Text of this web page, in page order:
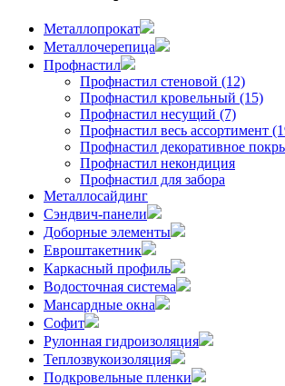
Металлопрокат
Металлочерепица
Профнастил
Профнастил стеновой (12)
Профнастил кровельный (15)
Профнастил несущий (7)
Профнастил весь ассортимент
Профнастил декоративное
Профнастил некондиция
Профнастил для забора
Металлосайдинг
Сэндвич-панели
Доборные элементы
Евроштакетник
Каркасный профиль
Водосточная система
Мансардные окна
Софит
Рулонная гидроизоляция
Теплозвукоизоляция
Подкровельные пленки